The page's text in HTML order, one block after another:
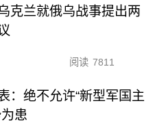
克兰就俄乌战事提出两
阅读 7811
：绝不允许“新型军国主
为患